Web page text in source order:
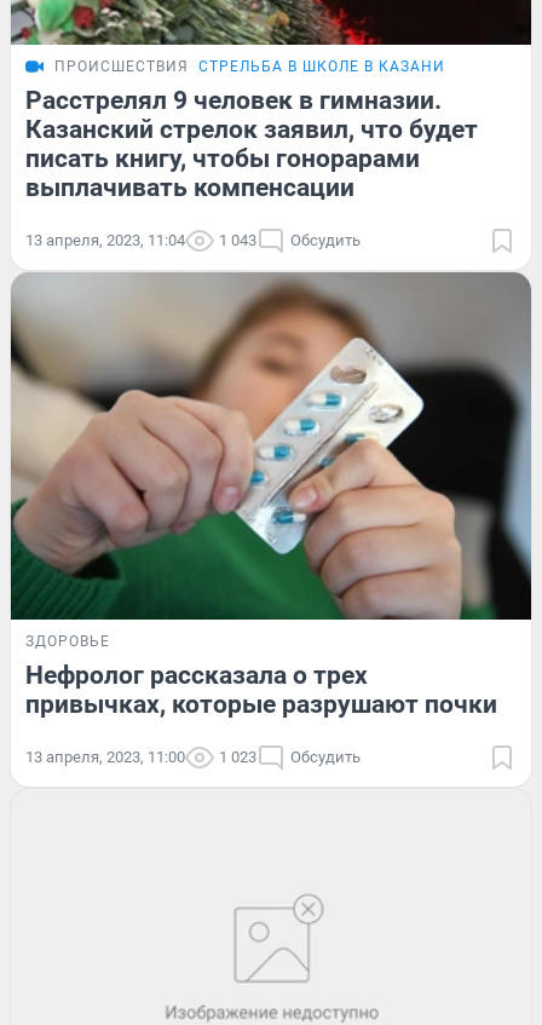
ПРОИСШЕСТВИЯ СТРЕЛЬБА В ШКОЛЕ В КАЗАНИ
Расстрелял 9 человек в гимназии.
Казанский стрелок заявил, что будет
писать книгу, чтобы гонорарами
выплачивать компенсации
13 апреля, 2023, 11:04 1 043 Обсудить
ЗДОРОВЬЕ
Нефролог рассказала о трех
привычках, которые разрушают почки
13 апреля, 2023, 11:00 1 023 Обсудить